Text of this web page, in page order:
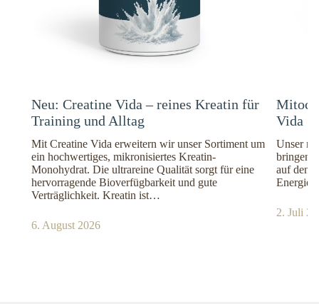
Neu: Creatine Vida – reines Kreatin für
Training und Alltag
Mit Creatine Vida erweitern wir unser Sortiment um
ein hochwertiges, mikronisiertes Kreatin-
Monohydrat. Die ultrareine Qualität sorgt für eine
hervorragende Bioverfügbarkeit und gute
Verträglichkeit. Kreatin ist…
6. August 2026
Vida
Unser
bringen
auf den
Energie
2. Juli